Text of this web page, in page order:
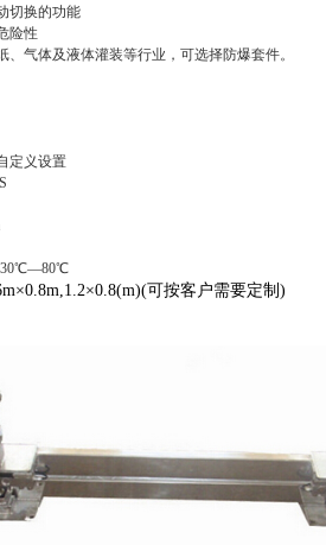
切换的功能
险性
、气体及液体灌装等行业，可选择防爆套件。
定义设置
-30℃—80℃
可按客户需要定制)